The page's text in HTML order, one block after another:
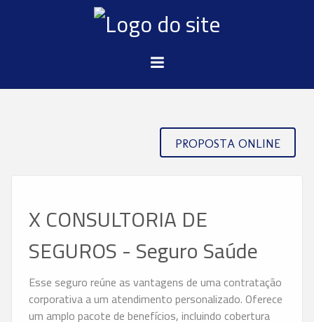
PROPOSTA ONLINE
X CONSULTORIA DE
SEGUROS - Seguro Saúde
Esse seguro reúne as vantagens de uma contratação
corporativa a um atendimento personalizado. Oferece
um amplo pacote de benefícios, incluindo cobertura